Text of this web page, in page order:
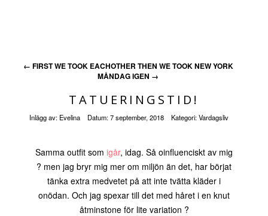
← FIRST WE TOOK EACHOTHER THEN WE TOOK NEW YORK
MÅNDAG IGEN →
TATUERINGSTID!
Inlägg av: Evelina Datum:7 september, 2018 Kategori:Vardagsliv
Samma outfit som igår, idag. Så oinfluenciskt av mig
? men jag bryr mig mer om miljön än det, har börjat
tänka extra medvetet på att inte tvätta kläder i
onödan. Och jag spexar till det med håret i en knut
åtminstone för lite variation ?